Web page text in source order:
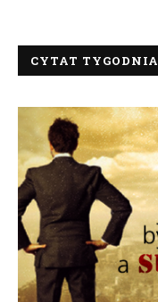
CYTAT TYGODNIA